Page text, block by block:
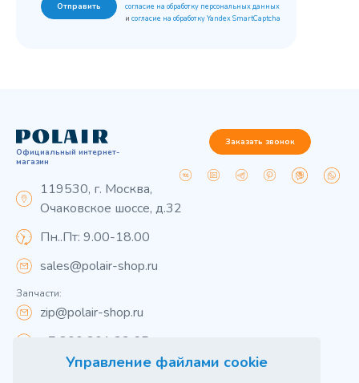
Управление файлами cookie
Отправить
согласие на обработку персональных данных
и согласие на обработку Yandex SmartCaptcha
Официальный интернет-
магазин
119530, г. Москва,
Очаковское шоссе, д.32
Пн..Пт: 9.00-18.00
sales@polair-shop.ru
Запчасти:
zip@polair-shop.ru
+7 800 301 33 65
Заказать звонок